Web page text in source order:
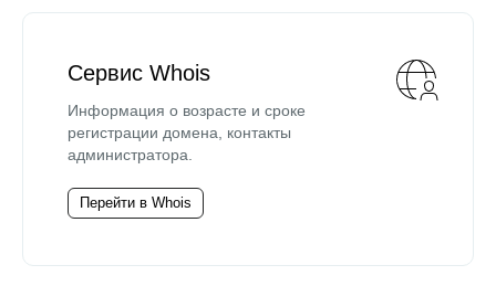
Сервис Whois
Информация о возрасте и сроке
регистрации домена, контакты
администратора.
Перейти в Whois